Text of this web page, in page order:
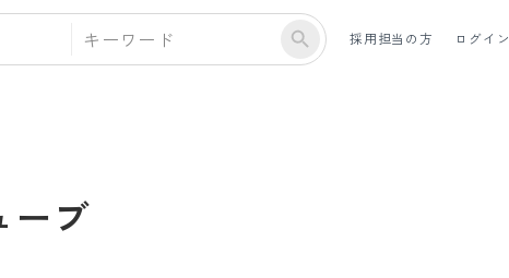
採用担当の方 ログイン
ーブ